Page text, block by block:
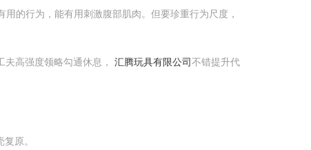
的行为，能有用刺激腹部肌肉。但要珍重行为尺度，
高强度领略勾通休息， 汇腾玩具有限公司不错提升代
原。